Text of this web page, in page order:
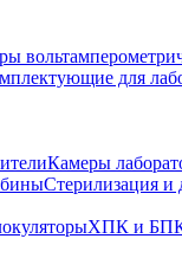
для
Камеры
Стерилизация и
ХПК и